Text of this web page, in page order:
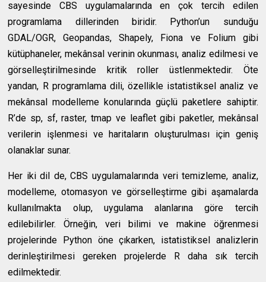
sayesinde CBS uygulamalarında en çok tercih edilen
programlama dillerinden biridir. Python’un sunduğu
GDAL/OGR, Geopandas, Shapely, Fiona ve Folium gibi
kütüphaneler, mekânsal verinin okunması, analiz edilmesi ve
görselleştirilmesinde kritik roller üstlenmektedir. Öte
yandan, R programlama dili, özellikle istatistiksel analiz ve
mekânsal modelleme konularında güçlü paketlere sahiptir.
R’de sp, sf, raster, tmap ve leaflet gibi paketler, mekânsal
verilerin işlenmesi ve haritaların oluşturulması için geniş
olanaklar sunar.
Her iki dil de, CBS uygulamalarında veri temizleme, analiz,
modelleme, otomasyon ve görselleştirme gibi aşamalarda
kullanılmakta olup, uygulama alanlarına göre tercih
edilebilirler. Örneğin, veri bilimi ve makine öğrenmesi
projelerinde Python öne çıkarken, istatistiksel analizlerin
derinleştirilmesi gereken projelerde R daha sık tercih
edilmektedir.